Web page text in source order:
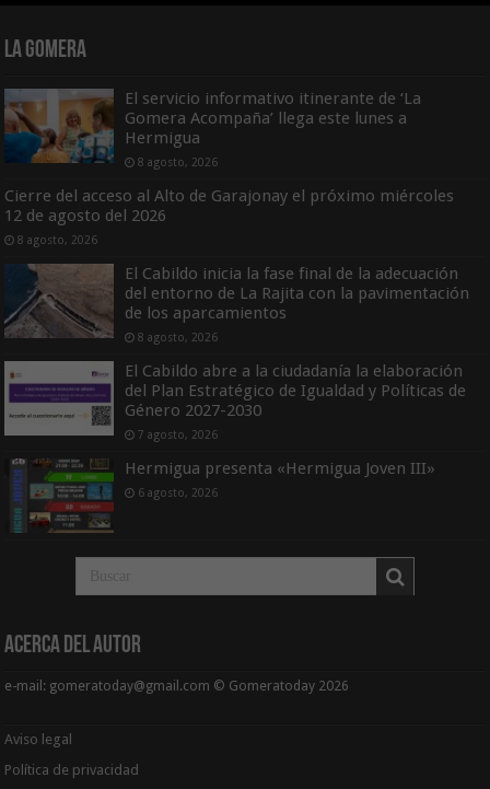
La Gomera
El servicio informativo itinerante de ‘La
Gomera Acompaña’ llega este lunes a
Hermigua
8 agosto, 2026
Cierre del acceso al Alto de Garajonay el próximo miércoles
12 de agosto del 2026
8 agosto, 2026
El Cabildo inicia la fase final de la adecuación
del entorno de La Rajita con la pavimentación
de los aparcamientos
8 agosto, 2026
El Cabildo abre a la ciudadanía la elaboración
del Plan Estratégico de Igualdad y Políticas de
Género 2027-2030
7 agosto, 2026
Hermigua presenta «Hermigua Joven III»
6 agosto, 2026
Acerca del Autor
e-mail: gomeratoday@gmail.com © Gomeratoday 2026
Aviso legal
Política de privacidad